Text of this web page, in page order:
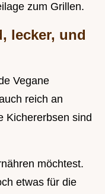
zum Grillen.
lecker, und
Vegane
reich an
Kichererbsen sind
möchtest.
etwas für die